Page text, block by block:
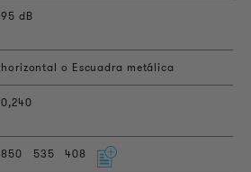
95 dB
horizontal o Escuadra metálica
0,240
850 535 408